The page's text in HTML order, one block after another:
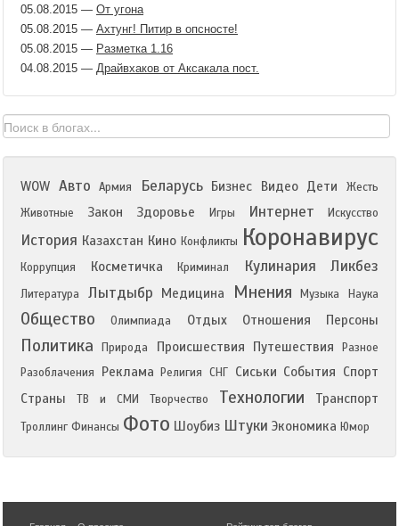
05.08.2015 — От угона
05.08.2015 — Ахтунг! Питир в опсносте!
05.08.2015 — Разметка 1.16
04.08.2015 — Драйвхаков от Аксакала пост.
WOW Авто Армия Беларусь Бизнес Видео Дети
Жесть
Животные
Закон Здоровье Игры Интернет Искусство
История Казахстан Кино Конфликты Коронавирус
Коррупция Косметичка Криминал Кулинария Ликбез
Литература Лытдыбр Медицина Мнения Музыка Наука
Общество Олимпиада Отдых Отношения Персоны
Политика Природа Происшествия Путешествия
Разное
Разоблачения
Реклама Религия СНГ Сиськи События Спорт
Страны
ТВ и СМИ Творчество Технологии Транспорт
Троллинг Финансы Фото Шоубиз Штуки Экономика Юмор